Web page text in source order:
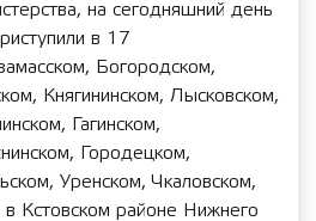
на сегодняшний день
в 17
Богородском,
Княгининском, Лысковском,
Гагинском,
Городецком,
Уренском, Чкаловском,
в Кстовском районе Нижнего